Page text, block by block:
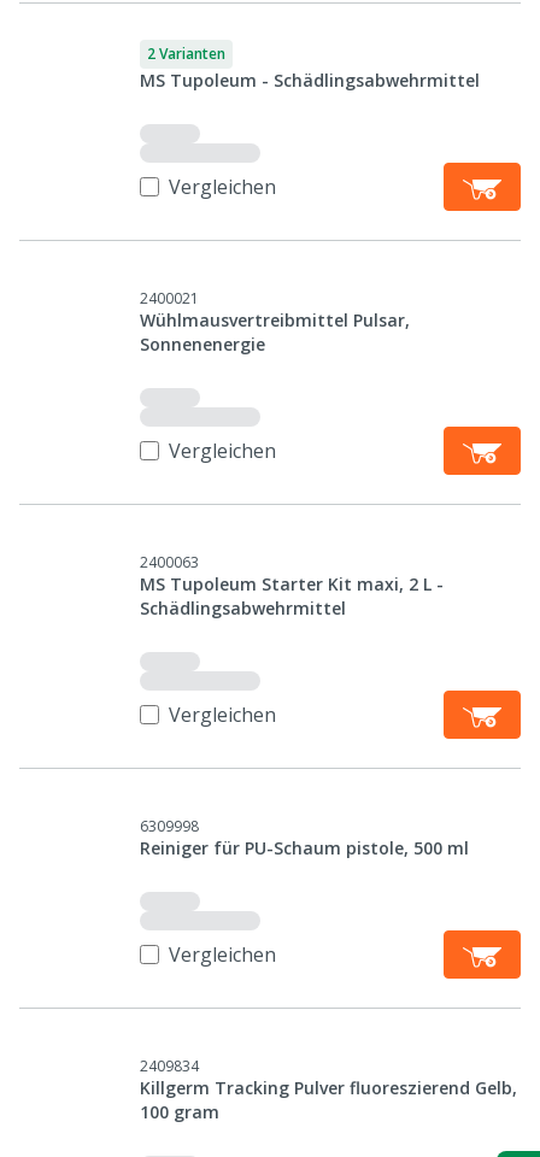
2 Varianten
MS Tupoleum - Schädlingsabwehrmittel
Vergleichen
2400021
Wühlmausvertreibmittel Pulsar,
Sonnenenergie
Vergleichen
2400063
MS Tupoleum Starter Kit maxi, 2 L -
Schädlingsabwehrmittel
Vergleichen
6309998
Reiniger für PU-Schaum pistole, 500 ml
Vergleichen
2409834
Killgerm Tracking Pulver fluoreszierend Gelb,
100 gram